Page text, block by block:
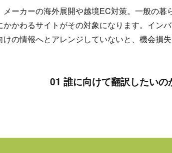
ーカーの海外展開や越境EC対策。一般の暮
かわるサイトがその対象になります。イン
の情報へとアレンジしていないと、機会損失
01 誰に向けて翻訳したいの